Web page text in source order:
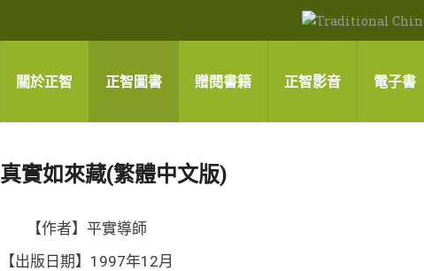
關於正智 正智圖書 贈閱書籍 正智影音 電子書
真實如來藏(繁體中文版)
【作者】平實導師
【出版日期】1997年12月